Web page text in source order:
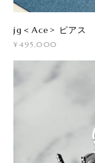
jg＜Ace> ピアス
¥495,000